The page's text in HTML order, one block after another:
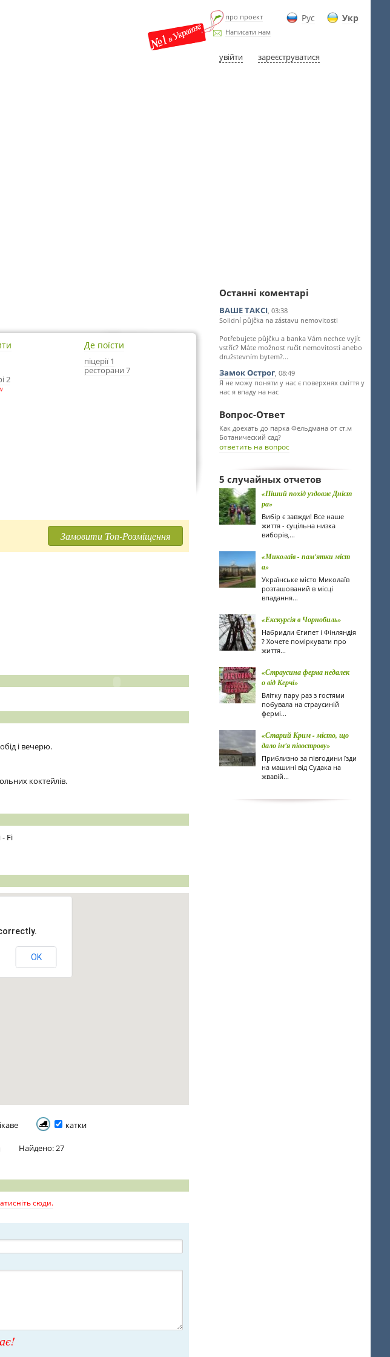
Рус Укр
про проект
Написати нам
увійти зареєструватися
2
Де поїсти
піцерії 1
ресторани 7
Замовити Топ-Розміщення
і вечерю.
коктейлів.
- Fi
OK
катки
Найдено: 27
сюди.
Останні коментарі
ВАШЕ ТАКСІ, 03:38
Solidní půjčka na zástavu nemovitosti
Potřebujete půjčku a banka Vám nechce vyjít
vstříc? Máte možnost ručit nemovitosti anebo
družstevním bytem?...
Замок Острог, 08:49
Я не можу поняти у нас є поверхнях сміття у
нас я впаду на нас
Вопрос-Ответ
Как доехать до парка Фельдмана от ст.м
Ботанический сад?
ответить на вопрос
5 случайных отчетов
«Піший похід уздовж Дніст
ра»
Вибір є завжди! Все наше
життя - суцільна низка
виборів,...
«Миколаїв - пам'ятки міст
а»
Українське місто Миколаїв
розташований в місці
впадання...
«Екскурсія в Чорнобиль»
Набридли Єгипет і Фінляндія
? Хочете поміркувати про
життя...
«Страусина ферма недалек
о від Керчі»
Влітку пару раз з гостями
побувала на страусиній
фермі...
«Старий Крим - місто, що
дало ім'я півострову»
Приблизно за півгодини їзди
на машині від Судака на
жвавій...